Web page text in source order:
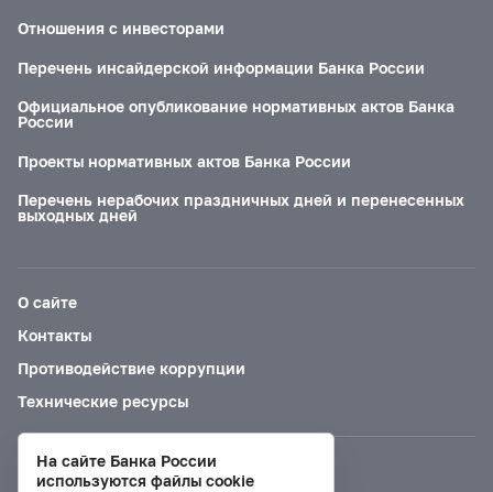
Отношения с инвесторами
Перечень инсайдерской информации Банка России
Официальное опубликование нормативных актов Банка
России
Проекты нормативных актов Банка России
Перечень нерабочих праздничных дней и перенесенных
выходных дней
О сайте
Контакты
Противодействие коррупции
Технические ресурсы
Версия для слабовидящих
На сайте Банка России
используются файлы cookie